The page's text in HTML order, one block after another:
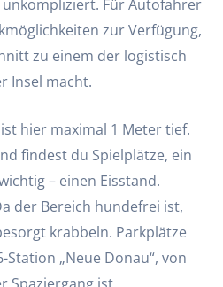
Für Autofahrer
zur Verfügung,
zu einem der logistisch
Insel macht.
hier maximal 1 Meter tief.
findest du Spielplätze, ein
– einen Eisstand.
der Bereich hundefrei ist,
krabbeln. Parkplätze
„Neue Donau“, von